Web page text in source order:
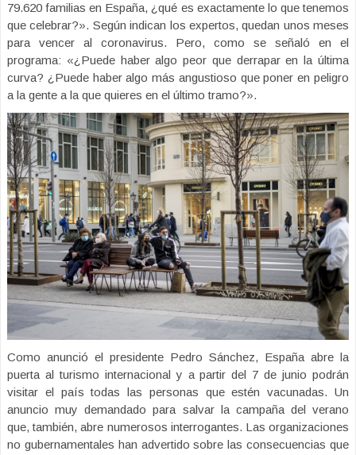
79.620 familias en España, ¿qué es exactamente lo que tenemos
que celebrar?». Según indican los expertos, quedan unos meses
para vencer al coronavirus. Pero, como se señaló en el
programa: «¿Puede haber algo peor que derrapar en la última
curva? ¿Puede haber algo más angustioso que poner en peligro
a la gente a la que quieres en el último tramo?».
Como anunció el presidente Pedro Sánchez, España abre la
puerta al turismo internacional y a partir del 7 de junio podrán
visitar el país todas las personas que estén vacunadas. Un
anuncio muy demandado para salvar la campaña del verano
que, también, abre numerosos interrogantes. Las organizaciones
no gubernamentales han advertido sobre las consecuencias que